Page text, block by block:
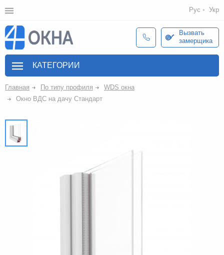
Рус Укр
Вызвать
замерщика
КАТЕГОРИИ
Главная По типу профиля
WDS окна
Окно ВДС на дачу Стандарт